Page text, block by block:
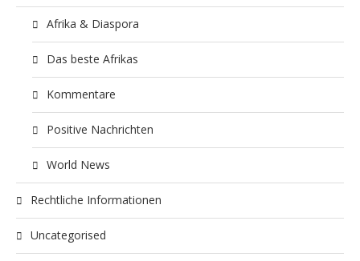
Afrika & Diaspora
Das beste Afrikas
Kommentare
Positive Nachrichten
World News
Rechtliche Informationen
Uncategorised